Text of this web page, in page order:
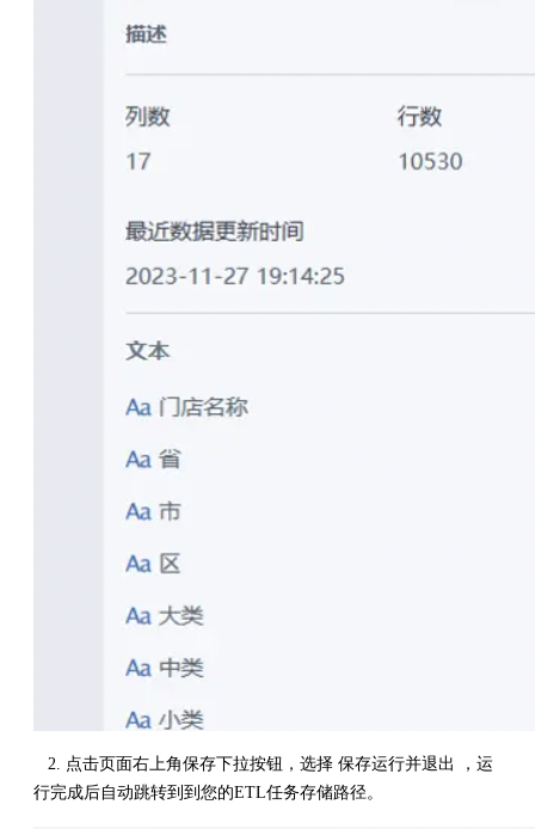
2. 点击页面右上角保存下拉按钮，选择 保存运行并退出 ，运
行完成后自动跳转到到您的ETL任务存储路径。